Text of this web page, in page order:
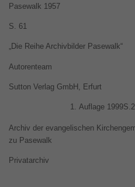
Pasewalk 1957
S. 61
„Die Reihe Archivbilder Pasewalk“
Autorenteam
Sutton Verlag GmbH, Erfurt
Auflage
Archiv der evangelischen
zu Pasewalk
Privatarchiv